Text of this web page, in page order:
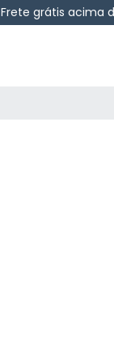
Frete grátis acima